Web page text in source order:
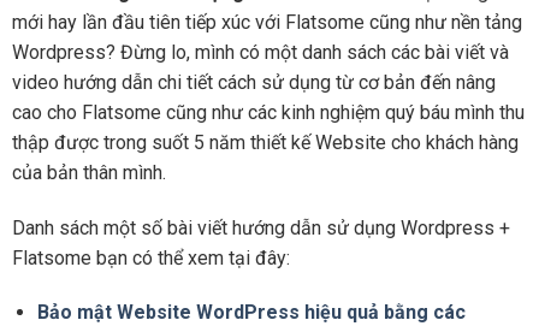
mới hay lần đầu tiên tiếp xúc với Flatsome cũng như nền tảng
Wordpress? Đừng lo, mình có một danh sách các bài viết và
video hướng dẫn chi tiết cách sử dụng từ cơ bản đến nâng
cao cho Flatsome cũng như các kinh nghiệm quý báu mình thu
thập được trong suốt 5 năm thiết kế Website cho khách hàng
của bản thân mình.
Danh sách một số bài viết hướng dẫn sử dụng Wordpress +
Flatsome bạn có thể xem tại đây:
Bảo mật Website WordPress hiệu quả bằng các